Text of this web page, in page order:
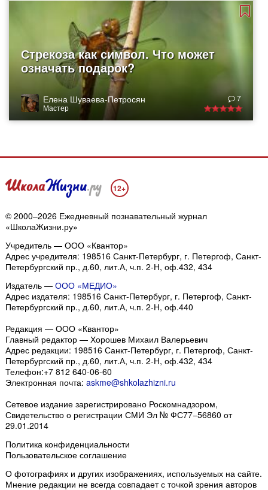
Стрекоза как символ. Что может
означать подарок?
Елена Шуваева-Петросян
Мастер
7
12+
© 2000–2026 Ежедневный познавательный журнал
«ШколаЖизни.ру»
Учредитель — ООО «Квантор»
Адрес учредителя: 198516 Санкт-Петербург, г. Петергоф, Санкт-
Петербургский пр., д.60, лит.А, ч.п. 2-Н, оф.432, 434
Издатель — ООО «МЕДИО»
Адрес издателя: 198516 Санкт-Петербург, г. Петергоф, Санкт-
Петербургский пр., д.60, лит.А, ч.п. 2-Н, оф.440
Редакция — ООО «Квантор»
Главный редактор — Хорошев Михаил Валерьевич
Адрес редакции: 198516 Санкт-Петербург, г. Петергоф, Санкт-
Петербургский пр., д.60, лит.А, ч.п. 2-Н, оф.432, 434
Телефон:+7 812 640-06-60
Электронная почта: askme@shkolazhizni.ru
Сетевое издание зарегистрировано Роскомнадзором,
Свидетельство о регистрации СМИ Эл № ФС77−56860 от
29.01.2014
Политика конфиденциальности
Пользовательское соглашение
О фотографиях и других изображениях, используемых на сайте.
Мнение редакции не всегда совпадает с точкой зрения авторов